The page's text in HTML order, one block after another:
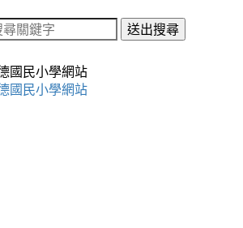
送出搜尋
國民小學網站
國民小學網站